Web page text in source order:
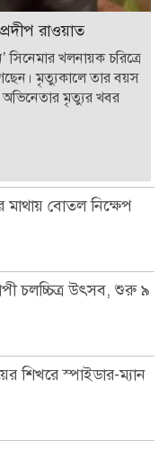
রাওয়াত
সিনেমার খলনায়ক চরিত্রে
মৃত্যুকালে তার বয়স
মৃত্যুর খবর
মাথায় বোতল নিক্ষেপ
চলচ্চিত্র উৎসব, শুরু ৯
শিখরে স্পাইডার-ম্যান